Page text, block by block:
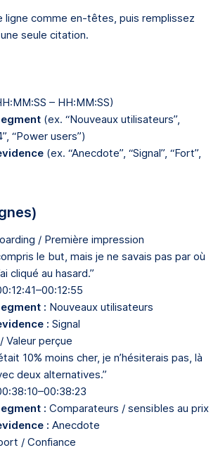
ligne comme en-têtes, puis remplissez
seule citation.
– HH:MM:SS)
(ex. “Nouveaux utilisateurs”,
“Power users”)
(ex. “Anecdote”, “Signal”, “Fort”,
/ Première impression
le but, mais je ne savais pas par où
cliqué au hasard.”
: Nouveaux utilisateurs
: Signal
Valeur perçue
10% moins cher, je n’hésiterais pas, là
deux alternatives.”
: Comparateurs / sensibles au prix
: Anecdote
/ Confiance